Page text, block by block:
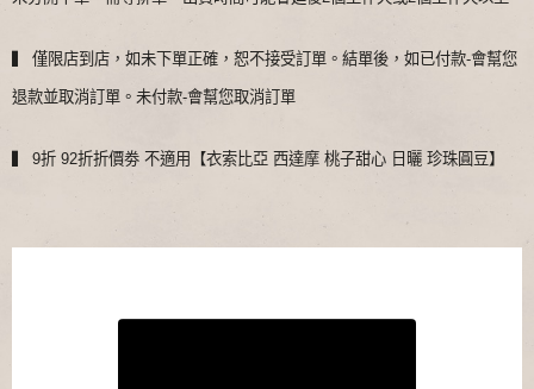
▍ 僅限店到店，如未下單正確，恕不接受訂單。結單後，如已付款-會幫您
退款並取消訂單。未付款-會幫您取消訂單
▍ 9折 92折折價劵 不適用【衣索比亞 西達摩 桃子甜心 日曬 珍珠圓豆】